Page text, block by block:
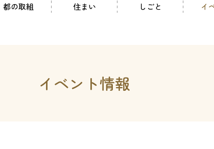
都の取組 住まい しごと イ
イベント情報